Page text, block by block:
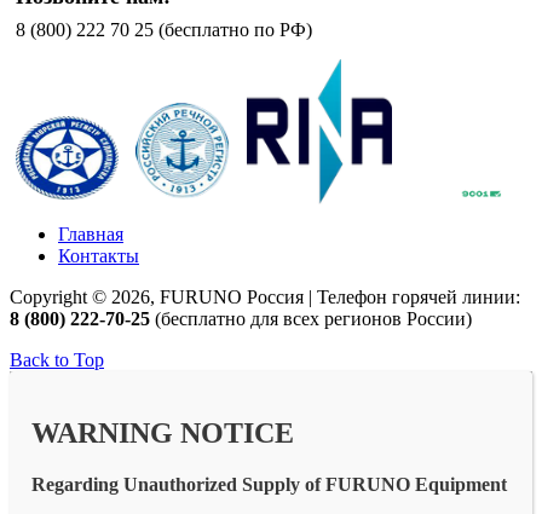
8 (800) 222 70 25 (бесплатно по РФ)
Главная
Контакты
Copyright © 2026, FURUNO Россия | Телефон горячей линии:
8 (800) 222-70-25 (бесплатно для всех регионов России)
Back to Top
WARNING NOTICE
Regarding Unauthorized Supply of FURUNO Equipment